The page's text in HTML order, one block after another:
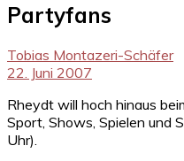
Partyfans
Tobias Montazeri-Schäfer
22. Juni 2007
Rheydt will hoch hinaus
Sport, Shows, Spielen und
Uhr).